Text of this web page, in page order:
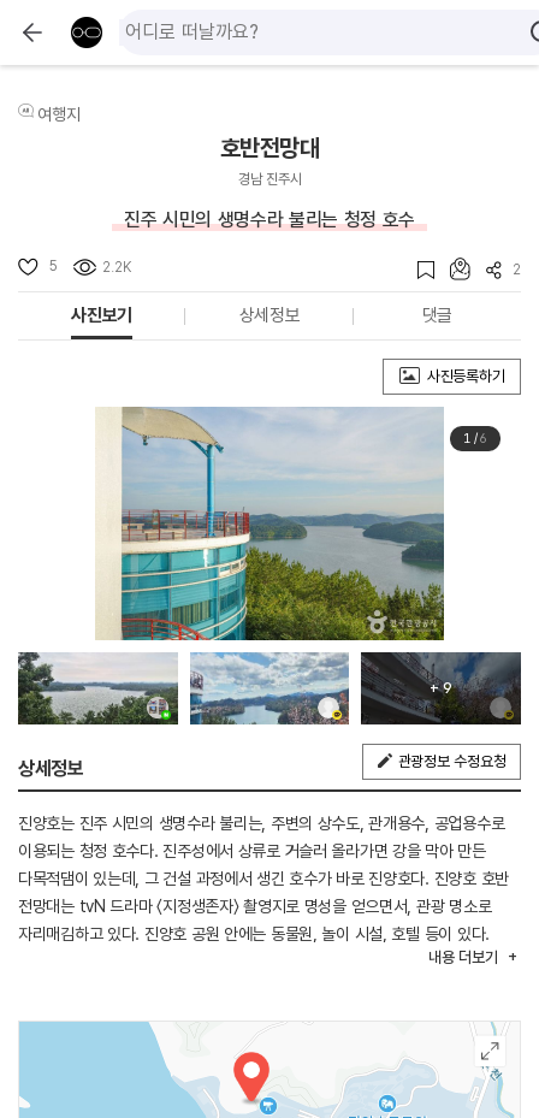
여행지
호반전망대
경남 진주시
진주 시민의 생명수라 불리는 청정 호수
5 2.2K 2
사진보기 상세정보 댓글
사진등록하기
1/6
+ 9
상세정보 관광정보 수정요청
진양호는 진주 시민의 생명수라 불리는, 주변의 상수도, 관개용수, 공업용수로
이용되는 청정 호수다. 진주성에서 상류로 거슬러 올라가면 강을 막아 만든
다목적댐이 있는데, 그 건설 과정에서 생긴 호수가 바로 진양호다. 진양호 호반
전망대는 tvN 드라마 〈지정생존자〉 촬영지로 명성을 얻으면서, 관광 명소로
자리매김하고 있다. 진양호 공원 안에는 동물원, 놀이 시설, 호텔 등이 있다.
호반 전망대 역시 진양호 공원 안에서 가장 높은 지대에 자리하고 있어, ‘크고
있다.
내용 더보기